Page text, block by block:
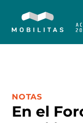
En el
CATEGORÍA:
NOTAS